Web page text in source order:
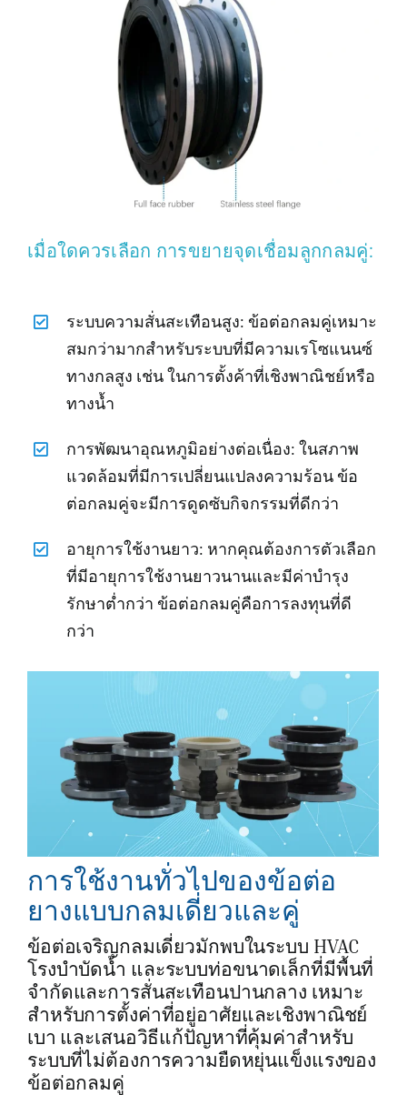
เมื่อใดควรเลือก การขยายจุดเชื่อมลูกกลมคู่:
ระบบความสั่นสะเทือนสูง: ข้อต่อกลมคู่เหมาะ
สมกว่ามากสำหรับระบบที่มีความเรโซแนนซ์
ทางกลสูง เช่น ในการตั้งค้าที่เชิงพาณิชย์หรือ
ทางน้ำ
การพัฒนาอุณหภูมิอย่างต่อเนื่อง: ในสภาพ
แวดล้อมที่มีการเปลี่ยนแปลงความร้อน ข้อ
ต่อกลมคู่จะมีการดูดซับกิจกรรมที่ดีกว่า
อายุการใช้งานยาว: หากคุณต้องการตัวเลือก
ที่มีอายุการใช้งานยาวนานและมีค่าบำรุง
รักษาต่ำกว่า ข้อต่อกลมคู่คือการลงทุนที่ดี
กว่า
การใช้งานทั่วไปของข้อต่อ
ยางแบบกลมเดี่ยวและคู่
ข้อต่อเจริญกลมเดี่ยวมักพบในระบบ HVAC
โรงบำบัดน้ำ และระบบท่อขนาดเล็กที่มีพื้นที่
จำกัดและการสั่นสะเทือนปานกลาง เหมาะ
สำหรับการตั้งค่าที่อยู่อาศัยและเชิงพาณิชย์
เบา และเสนอวิธีแก้ปัญหาที่คุ้มค่าสำหรับ
ระบบที่ไม่ต้องการความยืดหยุ่นแข็งแรงของ
ข้อต่อกลมคู่